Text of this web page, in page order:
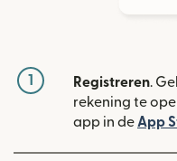
1 Registreren.
rekening te
app in de App